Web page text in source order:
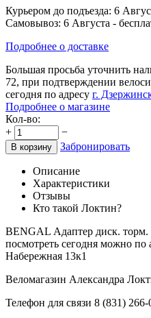
Курьером до подъезда: 6
Самовывоз: 6 Августа -
Подробнее о доставке
Большая просьба уточнить
72, при подтверждении
сегодня по адресу г.
Подробнее о магазине
Кол-во:
+
−
В корзину Забронировать
Описание
Характеристики
Отзывы
Кто такой Локтин?
BENGAL Адаптер диск.
посмотреть сегодня можно по
Набережная 13к1
Веломагазин Александра
Телефон для связи 8 (831) 266-